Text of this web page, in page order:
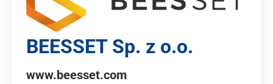
BEESSET Sp. z o.o.
www.beesset.com